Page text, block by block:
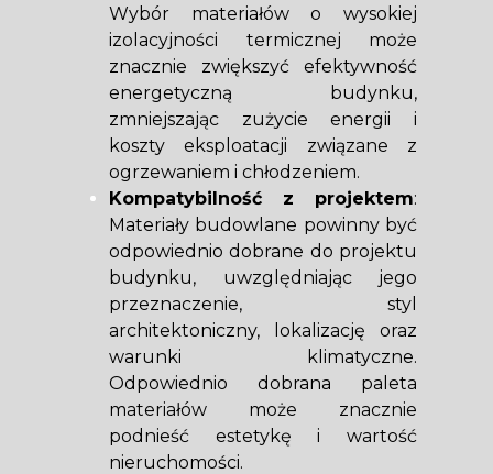
Wybór materiałów o wysokiej
izolacyjności termicznej może
znacznie zwiększyć efektywność
energetyczną budynku,
zmniejszając zużycie energii i
koszty eksploatacji związane z
ogrzewaniem i chłodzeniem.
Kompatybilność z projektem:
Materiały budowlane powinny być
odpowiednio dobrane do projektu
budynku, uwzględniając jego
przeznaczenie, styl
architektoniczny, lokalizację oraz
warunki klimatyczne.
Odpowiednio dobrana paleta
materiałów może znacznie
podnieść estetykę i wartość
nieruchomości.